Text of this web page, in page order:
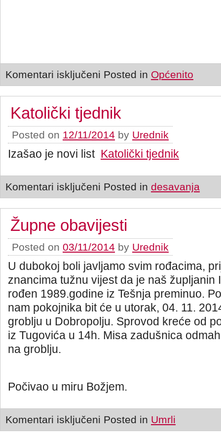
Komentari isključeni Posted in Općenito
Katolički tjednik
Posted on 12/11/2014 by Urednik
Izašao je novi list Katolički tjednik
Komentari isključeni Posted in desavanja
Župne obavijesti
Posted on 03/11/2014 by Urednik
U dubokoj boli javljamo svim rođacima,
znancima tužnu vijest da je naš župljanin
rođen 1989.godine iz Tešnja preminuo.
nam pokojnika bit će u utorak, 04. 11.
groblju u Dobropolju. Sprovod kreće od
iz Tugovića u 14h. Misa zadušnica
na groblju.
Počivao u miru Božjem.
Komentari isključeni Posted in Umrli